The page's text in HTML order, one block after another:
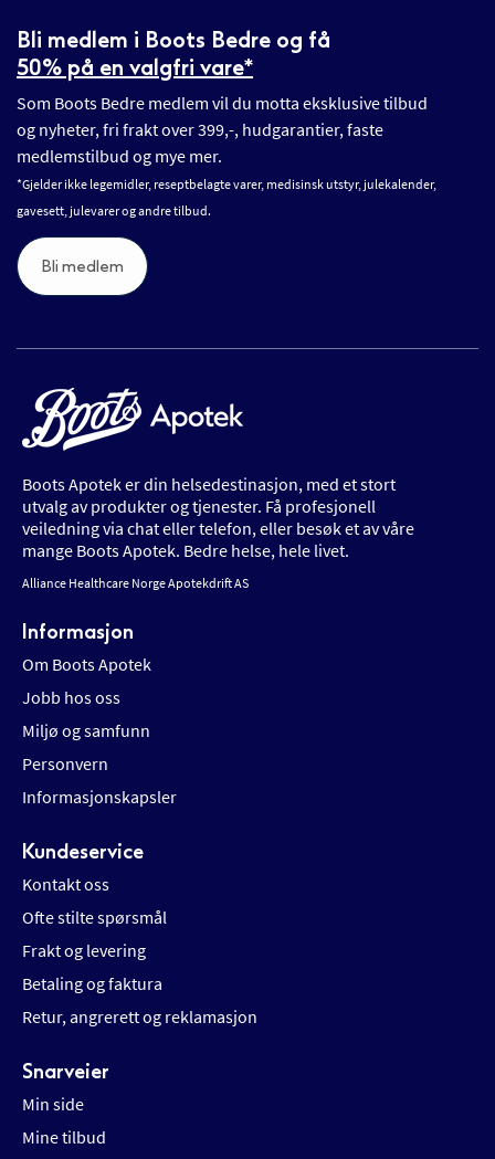
Bli medlem i Boots Bedre og få
50% på en valgfri vare*
Som Boots Bedre medlem vil du motta eksklusive tilbud
og nyheter, fri frakt over 399,-, hudgarantier, faste
medlemstilbud og mye mer.
*Gjelder ikke legemidler, reseptbelagte varer, medisinsk utstyr, julekalender,
gavesett, julevarer og andre tilbud.
Bli medlem
Boots Apotek er din helsedestinasjon, med et stort
utvalg av produkter og tjenester. Få profesjonell
veiledning via chat eller telefon, eller besøk et av våre
mange Boots Apotek. Bedre helse, hele livet.
Alliance Healthcare Norge Apotekdrift AS
Informasjon
Om Boots Apotek
Jobb hos oss
Miljø og samfunn
Personvern
Informasjonskapsler
Kundeservice
Kontakt oss
Ofte stilte spørsmål
Frakt og levering
Betaling og faktura
Retur, angrerett og reklamasjon
Snarveier
Min side
Mine tilbud